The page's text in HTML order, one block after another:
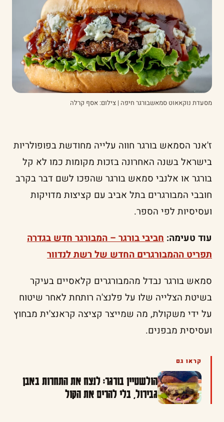
מסעדת נוקאאוט סמאשבורגר חיפה | צילום: אסף קרלה
ז'אנר הסמאש בורגר חווה עלייה מחודשת בפופולריות
בישראל בשנה האחרונה בזכות מקומות כמו לא קל
בורגר או אלנבי סמאש בורגר שהפכו לשם דבר בקרב
חובבי המבורגרים בתל אביב עם קציצות מדויקות
ועסיסיות לפי הספר.
עוד טעימה: חביבי בורגר – המבורגר חדש בגדרה
תפריט ההמבורגרים החדש של רשת לנדוור
סמאש בורגר נבדל מהמבורגרים קלאסיים בעיקר
בשיטת הצלייה שלו על פלנצ'ה רותחת לאחר שיטוח
על ידי משקולת, מה שמייצר קציצה קראנצ'ית מבחוץ
ועסיסית מבפנים.
קראו גם
הולשטיין בורגר: לנצח את התחרות באבן
גבירול, בלי להרים את הקול